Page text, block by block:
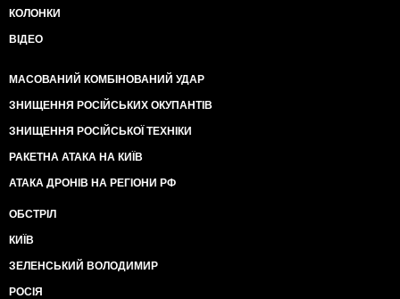
КОЛОНКИ
ВІДЕО
МАСОВАНИЙ КОМБІНОВАНИЙ УДАР
ЗНИЩЕННЯ РОСІЙСЬКИХ ОКУПАНТІВ
ЗНИЩЕННЯ РОСІЙСЬКОЇ ТЕХНІКИ
РАКЕТНА АТАКА НА КИЇВ
АТАКА ДРОНІВ НА РЕГІОНИ РФ
ОБСТРІЛ
КИЇВ
ЗЕЛЕНСЬКИЙ ВОЛОДИМИР
РОСІЯ